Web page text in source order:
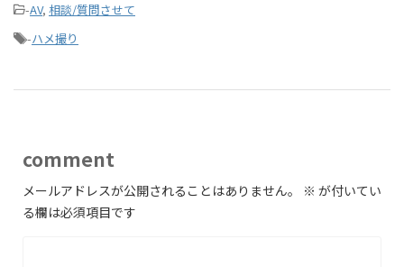
-AV, 相談/質問させて
-ハメ撮り
comment
メールアドレスが公開されることはありません。 ※ が付いてい
る欄は必須項目です